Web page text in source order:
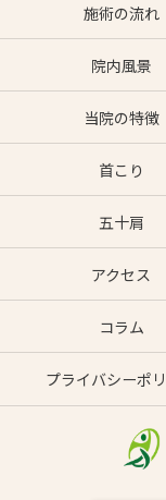
施術の流れ
院内風景
当院の特徴
首こり
五十肩
アクセス
コラム
プライバシーポ